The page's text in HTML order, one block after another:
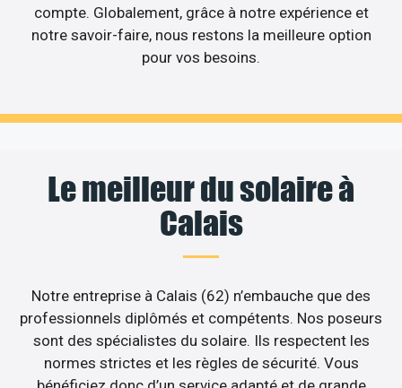
compte. Globalement, grâce à notre expérience et
notre savoir-faire, nous restons la meilleure option
pour vos besoins.
Le meilleur du solaire à
Calais
Notre entreprise à Calais (62) n’embauche que des
professionnels diplômés et compétents. Nos poseurs
sont des spécialistes du solaire. Ils respectent les
normes strictes et les règles de sécurité. Vous